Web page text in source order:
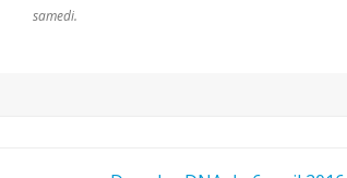
samedi.